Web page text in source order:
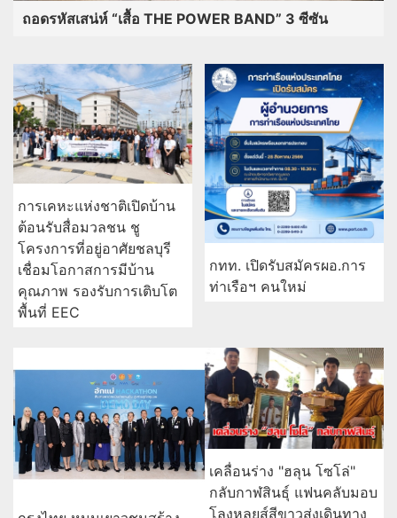
ถอดรหัสเสน่ห์ “เสื้อ THE POWER BAND” 3 ซีซัน
การเคหะแห่งชาติเปิดบ้าน
ต้อนรับสื่อมวลชน ชู
โครงการที่อยู่อาศัยชลบุรี
เชื่อมโอกาสการมีบ้าน
คุณภาพ รองรับการเติบโต
พื้นที่ EEC
กทท. เปิดรับสมัครผอ.การ
ท่าเรือฯ คนใหม่
เคลื่อนร่าง "ฮลุน โซโล่"
กลับกาฬสินธุ์ แฟนคลับมอบ
โลงหลุยส์สีขาวส่งเดินทาง